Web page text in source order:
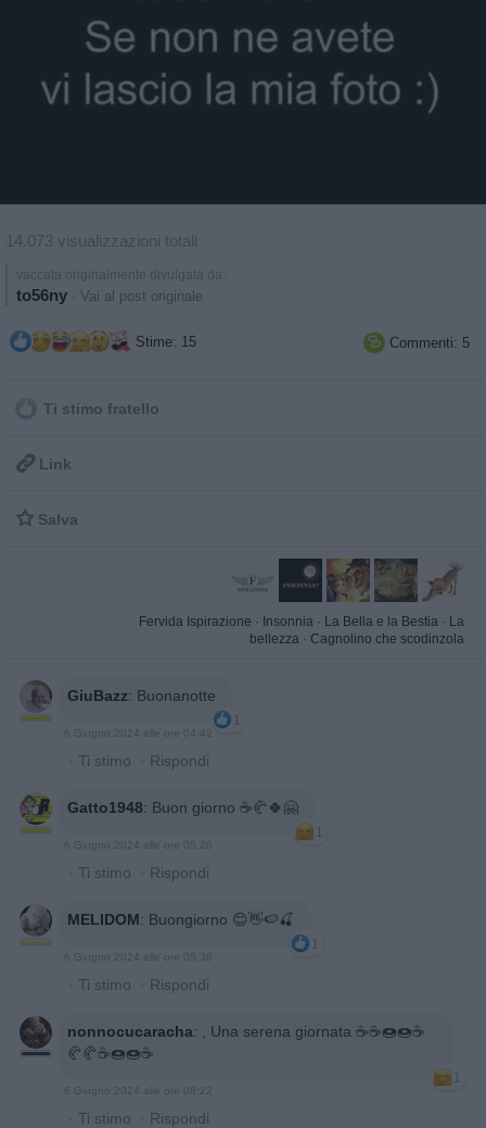
14.073 visualizzazioni totali
vaccata originalmente divulgata da:
to56ny Vai al post originale
Stime: 15  Commenti: 5
Ti stimo fratello
 Link
 Salva
Fervida Ispirazione · Insonnia · La Bella e la Bestia · La
bellezza · Cagnolino che scodinzola
GiuBazz: Buonanotte
1
6 Giugno 2024 alle ore 04:42
· Ti stimo · Rispondi
Gatto1948: Buon giorno ☕🥐🍀🤗
1
6 Giugno 2024 alle ore 05:26
· Ti stimo · Rispondi
MELIDOM: Buongiorno 😊👋🍉🍒
1
6 Giugno 2024 alle ore 05:38
· Ti stimo · Rispondi
nonnocucaracha:
, Una serena giornata ☕☕🍩🍩☕
🥐🥐☕🍩🍩☕
1
6 Giugno 2024 alle ore 08:22
· Ti stimo · Rispondi